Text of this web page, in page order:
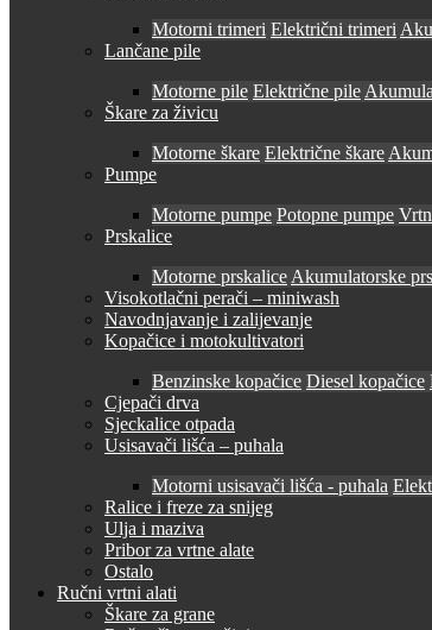
Motorni trimeri Električni trimeri
Lančane pile
Motorne pile Električne pile
Škare za živicu
Motorne škare Električne škare
Pumpe
Motorne pumpe Potopne pumpe
Prskalice
Motorne prskalice Akumulatorske
Visokotlačni perači – miniwash
Navodnjavanje i zalijevanje
Kopačice i motokultivatori
Benzinske kopačice Diesel kopačice
Cjepači drva
Sjeckalice otpada
Usisavači lišća – puhala
Motorni usisavači lišća - puhala
Ralice i freze za snijeg
Ulja i maziva
Pribor za vrtne alate
Ostalo
Ručni vrtni alati
Škare za grane